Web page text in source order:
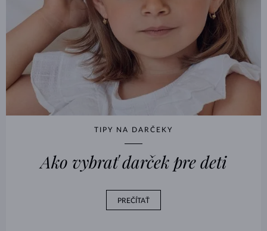
TIPY NA DARČEKY
Ako vybrať darček pre deti
PREČÍTAŤ